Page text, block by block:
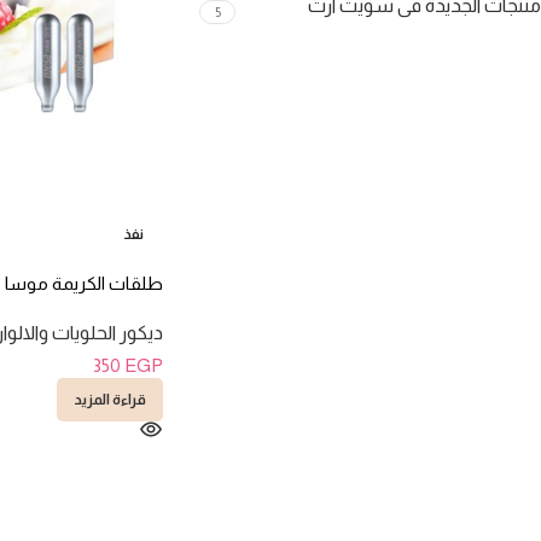
منتجات الجديدة فى سويت ارت 5
نفذ
طلقات الكريمة موسا 10 طلقات
ديكور الحلويات
350 EGP
قراءة المزيد